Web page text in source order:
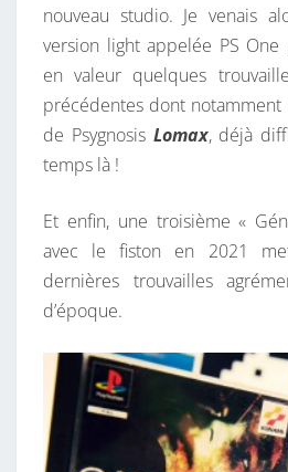
nouveau studio. Je venais
version light appelée PS
en valeur quelques
précédentes dont
de Psygnosis Lomax, déjà
temps là !
Et enfin, une troisième «
avec le fiston en 2021
dernières trouvailles
d’époque.